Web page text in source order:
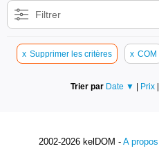
Filtrer
x Supprimer les critères x COM
Trier par Date ▼ | Prix |
2002-2026 kelDOM - A propos